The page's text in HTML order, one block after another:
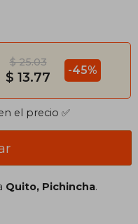
$ 25.03
$ 13.77 -45%
el precio ✅
Quito, Pichincha.